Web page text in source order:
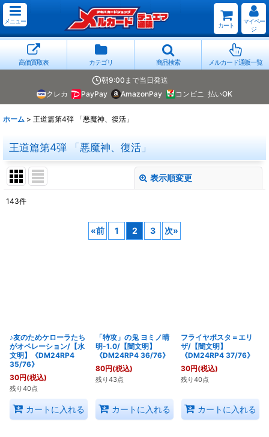
メニュー
カート
マイペー
ジ
高価買取表 カテゴリ 商品検索 メルカード通販一覧
朝9:00まで当日発送
クレカ
PayPay AmazonPay コンビニ 払いOK
ホーム > 王道篇第4弾 「悪魔神、復活」
王道篇第4弾 「悪魔神、復活」
表示順変更
143件
«前 1 2 3 次»
♪友のためケローラたち
がオペレーション/【水
文明】《DM24RP4
35/76》
30円(税込)
残り40点
カートに入れる
「特攻」の鬼 ヨミノ晴
明-1.0/【闇文明】
《DM24RP4 36/76》
80円(税込)
残り43点
カートに入れる
フライヤポスタ＝エリ
ザ/【闇文明】
《DM24RP4 37/76》
30円(税込)
残り40点
カートに入れる